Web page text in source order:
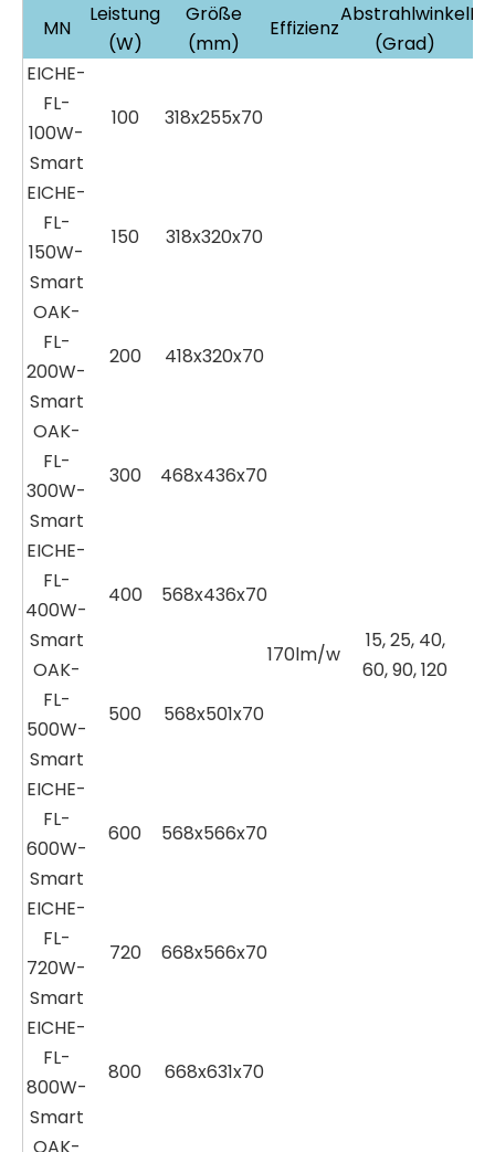
MN
Leistung
(W)
Größe
(mm)
Effizienz
Abstrahlwinkel
(Grad)
EICHE-
FL-
100W-
Smart
100 318x255x70
170lm/w
15, 25, 40,
60, 90, 120
EICHE-
FL-
150W-
Smart
150 318x320x70
OAK-
FL-
200W-
Smart
200 418x320x70
OAK-
FL-
300W-
Smart
300 468x436x70
EICHE-
FL-
400W-
Smart
400 568x436x70
OAK-
FL-
500W-
Smart
500 568x501x70
EICHE-
FL-
600W-
Smart
600 568x566x70
EICHE-
FL-
720W-
Smart
720 668x566x70
EICHE-
FL-
800W-
Smart
800 668x631x70